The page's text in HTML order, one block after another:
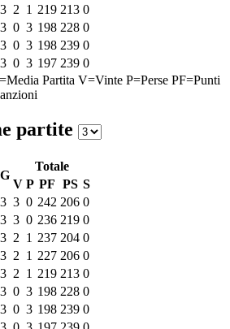
3 2 1 219 213 0
3 0 3 198 228 0
3 0 3 198 239 0
3 0 3 197 239 0
Partita V=Vinte P=Perse PF=Punti
partite
G
Totale
V P PF PS S
3 3 0 242 206 0
3 3 0 236 219 0
3 2 1 237 204 0
3 2 1 227 206 0
3 2 1 219 213 0
3 0 3 198 228 0
3 0 3 198 239 0